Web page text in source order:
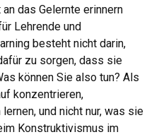
das Gelernte erinnern
Lehrende und
besteht nicht darin,
zu sorgen, dass sie
können Sie also tun? Als
konzentrieren,
und nicht nur, was sie
Konstruktivismus im